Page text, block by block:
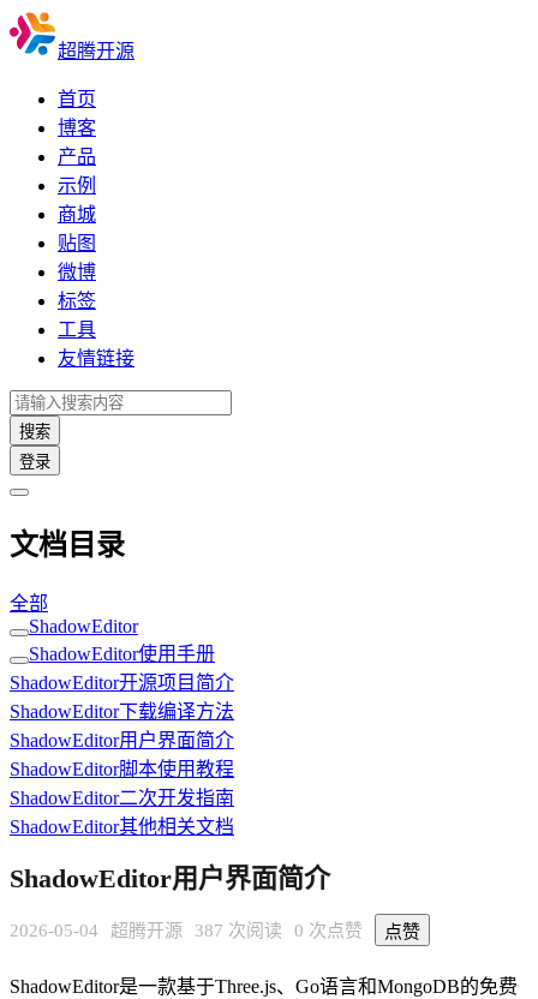
超腾开源
首页
博客
产品
示例
商城
贴图
微博
标签
工具
友情链接
搜索
登录
文档目录
全部
ShadowEditor
ShadowEditor使用手册
ShadowEditor开源项目简介
ShadowEditor下载编译方法
ShadowEditor用户界面简介
ShadowEditor脚本使用教程
ShadowEditor二次开发指南
ShadowEditor其他相关文档
ShadowEditor用户界面简介
2026-05-04 超腾开源 387 次阅读 0 次点赞 点赞
ShadowEditor是一款基于Three.js、Go语言和MongoDB的免费